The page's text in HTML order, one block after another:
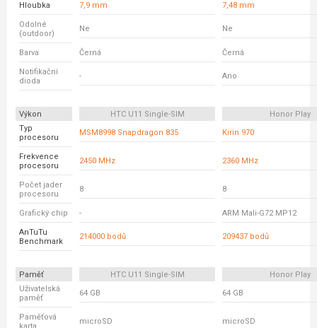
Hloubka 7,9 mm 7,48 mm
Odolné
(outdoor)
Ne Ne
Barva Černá Černá
Notifikační
dioda
- Ano
Výkon HTC U11 Single-SIM
Honor Play
Typ
procesoru
MSM8998 Snapdragon 835 Kirin 970
Frekvence
procesoru
2450 MHz 2360 MHz
Počet jader
procesoru
8 8
Grafický chip - ARM Mali-G72 MP12
AnTuTu
Benchmark
214000 bodů 209437 bodů
Paměť HTC U11 Single-SIM
Honor Play
Uživatelská
paměť
64 GB 64 GB
Paměťová
microSD microSD